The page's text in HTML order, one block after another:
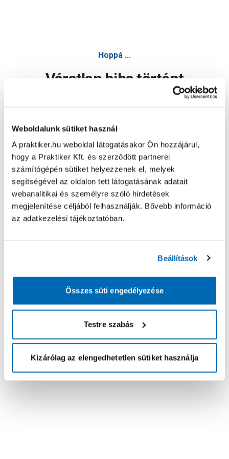
Weboldalunk sütiket használ
A praktiker.hu weboldal látogatásakor Ön hozzájárul,
hogy a Praktiker Kft. és szerződött partnerei
számítógépén sütiket helyezzenek el, melyek
segítségével az oldalon tett látogatásának adatait
webanalitikai és személyre szóló hirdetések
megjelenítése céljából felhasználják. Bővebb információ
az adatkezelési tájékoztatóban.
Beállítások
Összes süti engedélyezése
Testre szabás
Kizárólag az elengedhetetlen sütiket használja
Hoppá ...
Váratlan hiba történt
Oldal újratöltése